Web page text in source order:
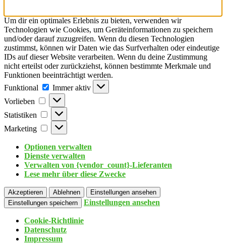
Um dir ein optimales Erlebnis zu bieten, verwenden wir
Technologien wie Cookies, um Geräteinformationen zu speichern
und/oder darauf zuzugreifen. Wenn du diesen Technologien
zustimmst, können wir Daten wie das Surfverhalten oder eindeutige
IDs auf dieser Website verarbeiten. Wenn du deine Zustimmung
nicht erteilst oder zurückziehst, können bestimmte Merkmale und
Funktionen beeinträchtigt werden.
Funktional
Immer aktiv
Vorlieben
Statistiken
Marketing
Optionen verwalten
Dienste verwalten
Verwalten von {vendor_count}-Lieferanten
Lese mehr über diese Zwecke
Akzeptieren Ablehnen
Einstellungen ansehen
Einstellungen speichern
Einstellungen ansehen
Cookie-Richtlinie
Datenschutz
Impressum